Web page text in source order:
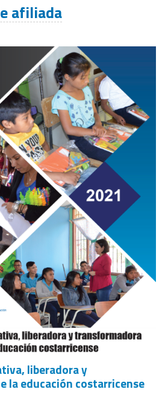
afiliada
liberadora y
la educación costarricense